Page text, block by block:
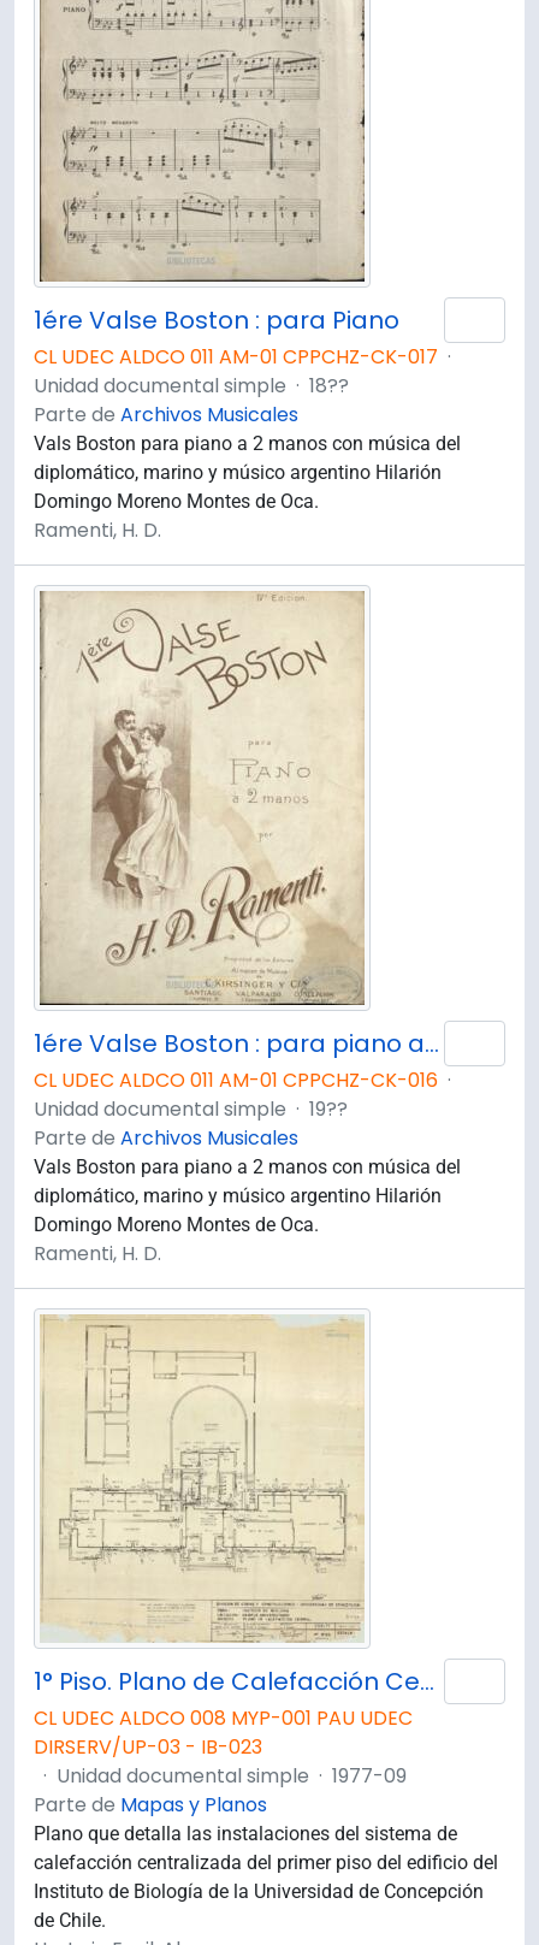
1ére Valse Boston : para Piano
CL UDEC ALDCO 011 AM-01 CPPCHZ-CK-017 ·
Unidad documental simple · 18??
Parte de Archivos Musicales
Vals Boston para piano a 2 manos con música del
diplomático, marino y músico argentino Hilarión
Domingo Moreno Montes de Oca.
Ramenti, H. D.
1ére Valse Boston : para piano a dos manos
CL UDEC ALDCO 011 AM-01 CPPCHZ-CK-016 ·
Unidad documental simple · 19??
Parte de Archivos Musicales
Vals Boston para piano a 2 manos con música del
diplomático, marino y músico argentino Hilarión
Domingo Moreno Montes de Oca.
Ramenti, H. D.
1° Piso. Plano de Calefacción Central. D109
CL UDEC ALDCO 008 MYP-001 PAU UDEC
DIRSERV/UP-03 - IB-023
· Unidad documental simple · 1977-09
Parte de Mapas y Planos
Plano que detalla las instalaciones del sistema de
calefacción centralizada del primer piso del edificio del
Instituto de Biología de la Universidad de Concepción
de Chile.